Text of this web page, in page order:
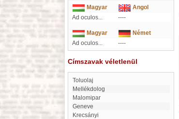
Magyar
Angol
Ad oculos...
----
Magyar
Német
Ad oculos...
----
Címszavak véletlenül
Toluolaj
Mellékdolog
Malomipar
Geneve
Krecsányi